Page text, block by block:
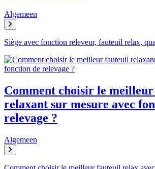
Algemeen
Siège avec fonction releveur, fauteuil relax,
Comment choisir le
relaxant sur mesure avec
relevage ?
Algemeen